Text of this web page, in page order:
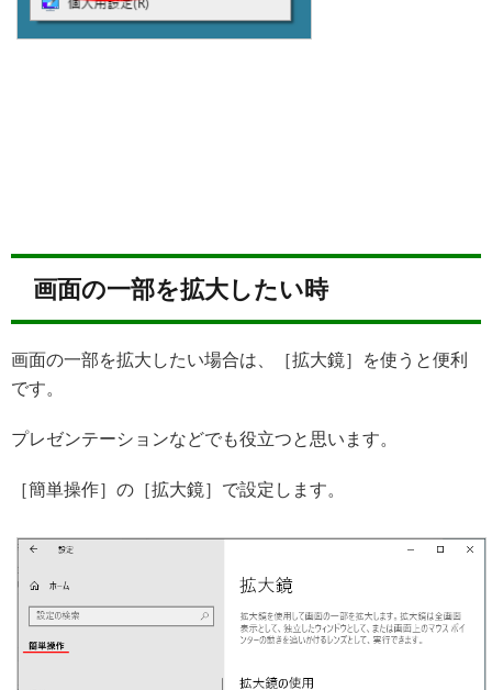
画面の一部を拡大したい時
画面の一部を拡大したい場合は、［拡大鏡］を使うと便利
です。
プレゼンテーションなどでも役立つと思います。
［簡単操作］の［拡大鏡］で設定します。